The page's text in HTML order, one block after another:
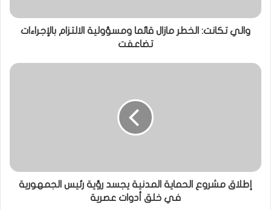
والي تكانت: الخطر مازال قائما ومسؤولية الالتزام بالإجراءات
تضاعفت
إطلاق مشروع الحماية المدنية يجسد رؤية رئيس الجمهورية
في خلق أدوات عصرية